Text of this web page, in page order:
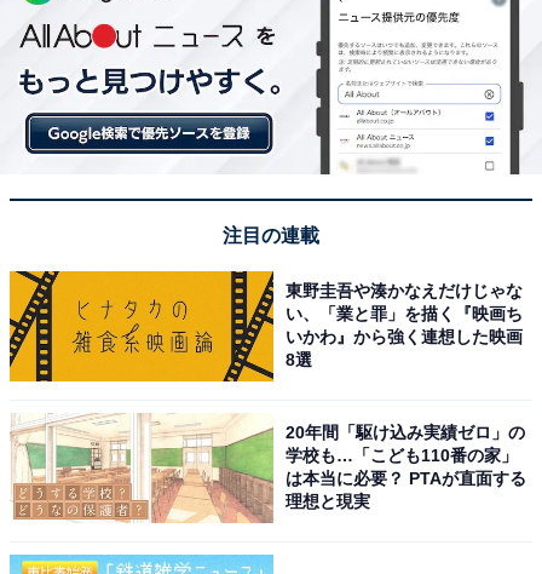
注目の連載
東野圭吾や湊かなえだけじゃな
い、「業と罪」を描く『映画ち
いかわ』から強く連想した映画
8選
20年間「駆け込み実績ゼロ」の
学校も…「こども110番の家」
は本当に必要？ PTAが直面する
理想と現実